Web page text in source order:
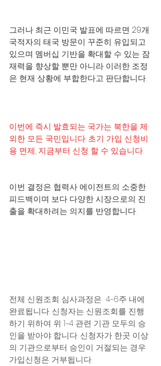
그러나 최근 이민국 발표에 따르면 29개
국적자의 태국 방문이 꾸준히 유입되고
있으며 멤버십 기반을 확대할 수 있는 잠
재력을 향상할 뿐만 아니라 이러한 조정
은 현재 상황에 부합한다고 판단합니다.
이번에 즉시 발효되는 국가는 북한을 제
외한 모든 국민입니다. 초기 가입 신청비
용 면제, 지금부터 신청 할 수 있습니다.
이번 결정은 협력사 에이전트의 소중한
피드백이며 보다 다양한 시장으로의 진
출을 확대하려는 의지를 반영합니다.
전체 신원조회 심사과정은  4~6주 내에
완료됩니다. 신청자는 신원조회를 진행
하기 위하여 위 1~4 관련 기관 모두의 승
인을 받아야 합니다. 신청자가 한곳 이상
의 기관으로부터 승인이 거절되는 경우
가입신청은 거부됩니다.